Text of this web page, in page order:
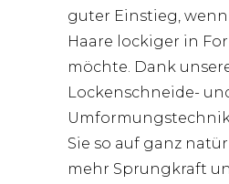
guter Einstieg,
Haare lockiger in
möchte. Dank
Lockenschneide-
Sie so auf ganz
mehr Sprungkraft